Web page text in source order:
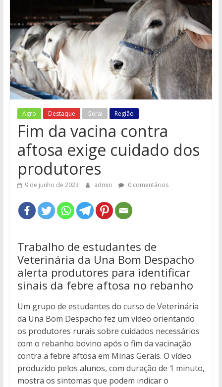
Agro Destaque Geral Região
Fim da vacina contra
aftosa exige cuidado dos
produtores
9 de junho de 2023 admin 0 comentários
Trabalho de estudantes de
Veterinária da Una Bom Despacho
alerta produtores para identificar
sinais da febre aftosa no rebanho
Um grupo de estudantes do curso de Veterinária
da Una Bom Despacho fez um vídeo orientando
os produtores rurais sobre cuidados necessários
com o rebanho bovino após o fim da vacinação
contra a febre aftosa em Minas Gerais. O vídeo
produzido pelos alunos, com duração de 1 minuto,
mostra os sintomas que podem indicar o